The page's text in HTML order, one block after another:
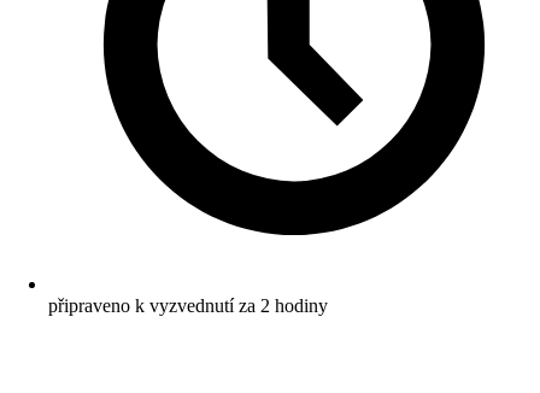
připraveno k vyzvednutí za 2 hodiny